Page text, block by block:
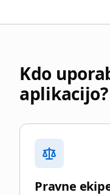
Kdo
aplikacijo?
Pravne